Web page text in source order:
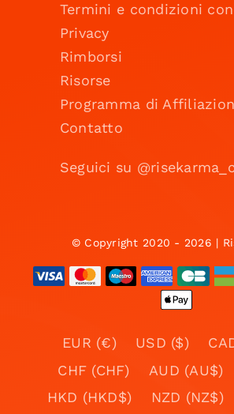
Termini e condizioni
Privacy
Rimborsi
Risorse
Programma di
Contatto
Seguici su
© Copyright 2020 - 2026 |
EUR (€) USD ($)
CHF (CHF)
AUD (AU$)
HKD (HKD$)
NZD (NZ$)